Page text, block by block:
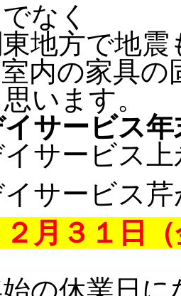
なく
地方で地
内の家具
います。
サービス
サービス上
サービス芹
月３１日